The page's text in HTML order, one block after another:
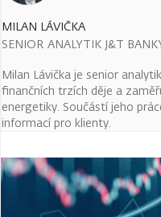
MILAN LÁVIČKA
SENIOR ANALYTIK J&T
Milan Lávička je senior
finančních trzích děje a
energetiky. Součástí jeho
informací pro klienty.